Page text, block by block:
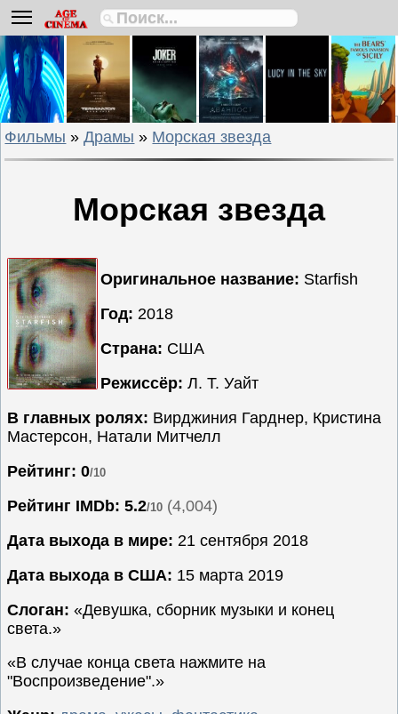
Биографии
Боевики
Вестерны
Военные
Детективы
Драмы
Мелодрамы
Мультфильмы
Мюзиклы
Приключения
Русские
Семейные
Сериалы
Спорт
Триллеры
Фэнтези
Ожидаемые
Новинки
кино
Фильмы »Драмы » Морская звезда
Морская звезда
Оригинальное название: Starfish
Год: 2018
Страна: США
Режиссёр: Л. Т. Уайт
В главных ролях: Вирджиния Гарднер, Кристина
Мастерсон, Натали Митчелл
Рейтинг: 0/10
Рейтинг IMDb: 5.2/10 (4,004)
Дата выхода в мире: 21 сентября 2018
Дата выхода в США: 15 марта 2019
Слоган: «Девушка, сборник музыки и конец
света.»
«В случае конца света нажмите на
"Воспроизведение".»